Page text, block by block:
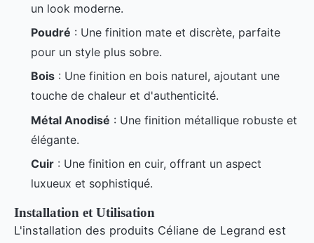
un look moderne.
Poudré : Une finition mate et discrète, parfaite
pour un style plus sobre.
Bois : Une finition en bois naturel, ajoutant une
touche de chaleur et d'authenticité.
Métal Anodisé : Une finition métallique robuste et
élégante.
Cuir : Une finition en cuir, offrant un aspect
luxueux et sophistiqué.
Installation et Utilisation
L'installation des produits Céliane de Legrand est